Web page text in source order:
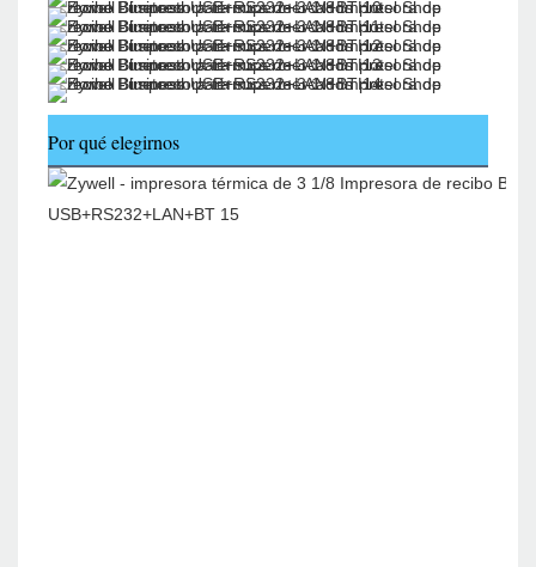
Por qué elegirnos